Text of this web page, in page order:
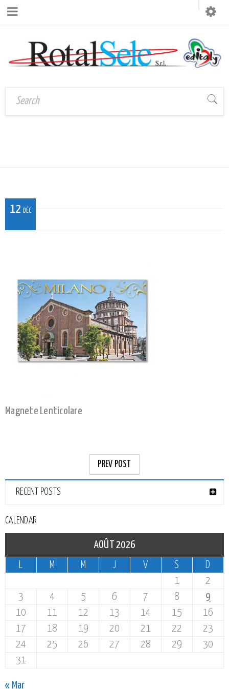
12 DÉC
Magnete Lenticolare
PREV POST
RECENT POSTS
CALENDAR
AOÛT 2026
L
M M J V S
D
1
2
3
4 5 6 7 8
9
10
11 12 13 14 15
16
17
18 19 20 21 22
23
24
25 26 27 28 29
30
31
« Mar